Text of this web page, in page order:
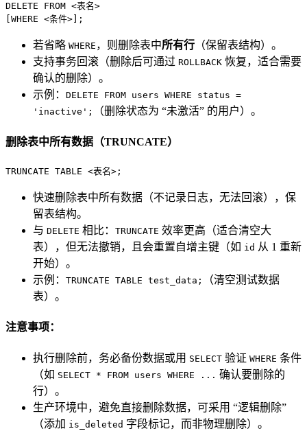
DELETE FROM <表名>
WHERE <条件> ];
若省略 WHERE ，则删除表中所有行 （保留表结构）。
支持事务回滚（删除后可通过 ROLLBACK 恢复，适合需要
确认的删除）。
示例： DELETE FROM users WHERE status =
'inactive';
（删除状态为 “未激活” 的用户）。
删除表中所有数据（TRUNCATE）
TRUNCATE TABLE <表名> ;
快速删除表中所有数据（不记录日志，无法回滚），保
留表结构。
与 DELETE 相比： TRUNCATE 效率更高（适合清空大
表），但无法撤销，且会重置自增主键（如 id 从 1 重新
开始）。
示例： TRUNCATE TABLE test_data;
（清空测试数据
表）。
注意事项：
执行删除前，务必备份数据或用 SELECT 验证 WHERE 条件
（如 SELECT * FROM users WHERE ... 确认要删除的
行）。
生产环境中，避免直接删除数据，可采用 “逻辑删除”
（添加 is_deleted 字段标记，而非物理删除）。